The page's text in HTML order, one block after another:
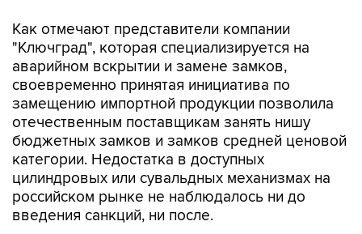
Как отмечают представители компании
"Ключград", которая специализируется на
аварийном вскрытии и замене замков,
своевременно принятая инициатива по
замещению импортной продукции позволила
отечественным поставщикам занять нишу
бюджетных замков и замков средней ценовой
категории. Недостатка в доступных
цилиндровых или сувальдных механизмах на
российском рынке не наблюдалось ни до
введения санкций, ни после.